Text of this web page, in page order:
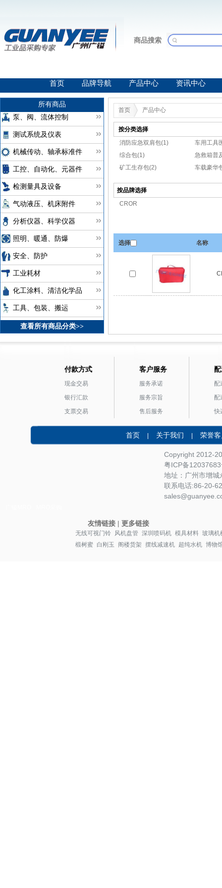
商品搜索
首页 品牌导航 产品中心 资讯中心
所有商品
泵、阀、流体控制
测试系统及仪表
机械传动、轴承标准件
工控、自动化、元器件
检测量具及设备
气动液压、机床附件
分析仪器、科学仪器
照明、暖通、防爆
安全、防护
工业耗材
化工涂料、清洁化学品
工具、包装、搬运
查看所有商品分类>>
首页 产品中心
按分类选择
消防应急双肩包(1)
车用工具
综合包(1)
急救箱普
矿工生存包(2)
车载豪华
按品牌选择
CROR
选择 名称
付款方式
现金交易
银行汇款
支票交易
客户服务
服务承诺
服务宗旨
售后服务
配
配
快
首页 | 关于我们 | 荣誉
Copyright 2012-
粤ICP备12037683
地址：广州市增
联系电话:86-20-
友情链接| 更多链接
无线可视门铃 风机盘管 深圳喷码机 模具材料 玻璃机
椴树蜜 白刚玉 阁楼货架 摆线减速机 超纯水机 博物